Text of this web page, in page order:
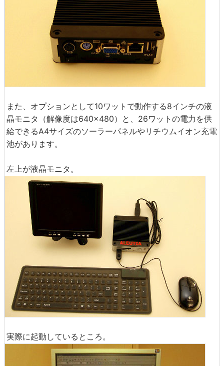
また、オプションとして10ワットで動作する8インチの液
晶モニタ（解像度は640×480）と、26ワットの電力を供
給できるA4サイズのソーラーパネルやリチウムイオン充電
池があります。
左上が液晶モニタ。
実際に起動しているところ。